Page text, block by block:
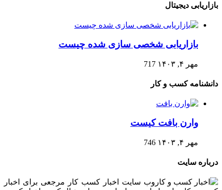
بازاریابی دیجیتال
بازاریابی شخصی سازی شده چیست
مهر ۴, ۱۴۰۳ 717
دانشنامه کسب و کار
وارن بافت کیست
مهر ۴, ۱۴۰۳ 746
درباره سایت
وب سایت اخبار کسب کار مرجعی برای اخبار